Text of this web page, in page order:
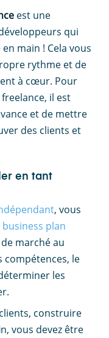
est une
qui
main ! Cela vous
rythme et de
à cœur. Pour
il est
et de mettre
des clients et
en tant
, vous
business plan
marché au
compétences, le
les
construire
vous devez être